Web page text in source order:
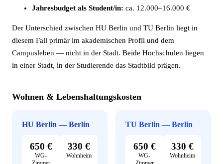
Jahresbudget als Student/in: ca. 12.000–16.000 €
Der Unterschied zwischen HU Berlin und TU Berlin liegt in
diesem Fall primär im akademischen Profil und dem
Campusleben — nicht in der Stadt. Beide Hochschulen liegen
in einer Stadt, in der Studierende das Stadtbild prägen.
Wohnen & Lebenshaltungskosten
HU Berlin — Berlin
650 €
WG-
330 €
Wohnheim
TU Berlin — Berlin
650 €
WG-
330 €
Wohnheim